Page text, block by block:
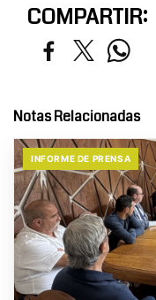
COMPARTIR:
Notas Relacionadas
INFORME DE PRENSA